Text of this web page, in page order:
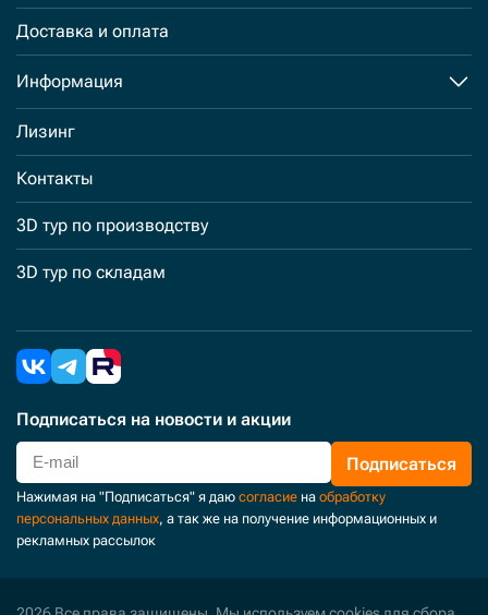
Доставка и оплата
Информация
Лизинг
Контакты
3D тур по производству
3D тур по складам
Подписаться на новости и акции
Подписаться
Нажимая на "Подписаться" я даю согласие на обработку
персональных данных, а так же на получение информационных и
рекламных рассылок